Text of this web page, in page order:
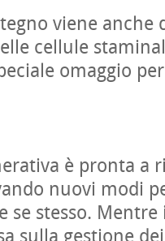
viene
cellule
omaggio
è pronta a
nuovi modi
se stesso.
sulla gestione